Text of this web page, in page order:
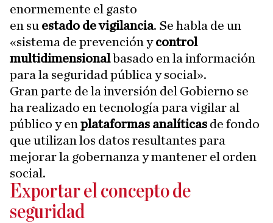
enormemente el gasto
en su estado de vigilancia. Se habla de un
«sistema de prevención ycontrol
multidimensionalbasado en la información
para la seguridad pública y social».
Gran parte de la inversión del Gobierno se
ha realizado en tecnología para vigilar al
público y en plataformas analíticas de fondo
que utilizan los datos resultantes para
mejorar la gobernanza y mantener el orden
social.
Exportar el concepto de
seguridad